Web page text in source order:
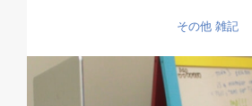
その他 雑記